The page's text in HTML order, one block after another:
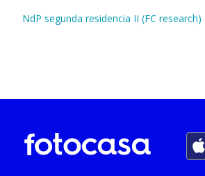
NdP segunda residencia II (FC research)